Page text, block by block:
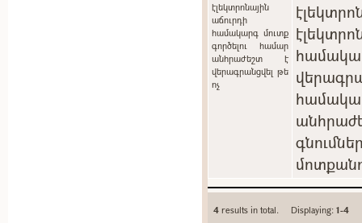
էլեկտրոնային
աճուրդի
համակարգ մուտք
գործելու համար
անհրաժեշտ է
վերագրանցվել թե
ոչ
4 results in total. Displaying:1-4